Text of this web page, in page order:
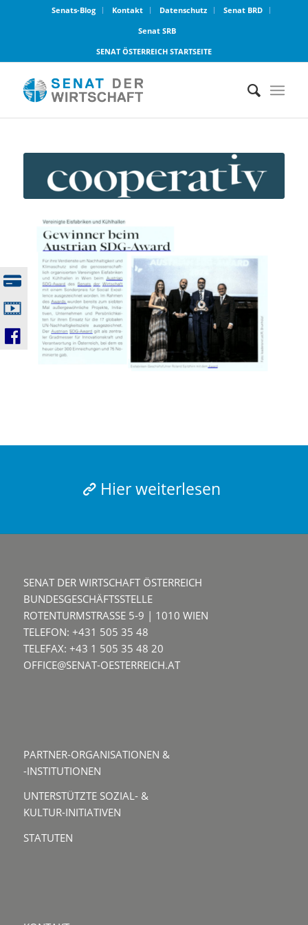
Senats-Blog Kontakt Datenschutz
Senat BRD
Senat SRB
SENAT ÖSTERREICH STARTSEITE
Hier weiterlesen
SENAT DER WIRTSCHAFT ÖSTERREICH
BUNDESGESCHÄFTSSTELLE
ROTENTURMSTRASSE 5-9 | 1010 WIEN
TELEFON: +431 505 35 48
TELEFAX: +43 1 505 35 48 20
OFFICE@SENAT-OESTERREICH.AT
PARTNER-ORGANISATIONEN &
-INSTITUTIONEN
UNTERSTÜTZTE SOZIAL- &
KULTUR-INITIATIVEN
STATUTEN